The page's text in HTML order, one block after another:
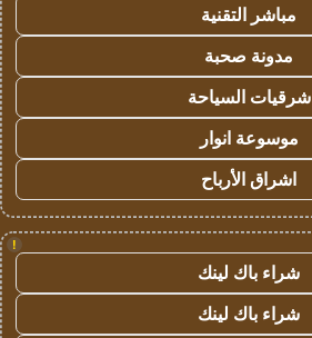
مباشر التقنية
مدونة صحبة
شرقيات السياحة
موسوعة انوار
اشراق الأرباح
!
شراء باك لينك
شراء باك لينك